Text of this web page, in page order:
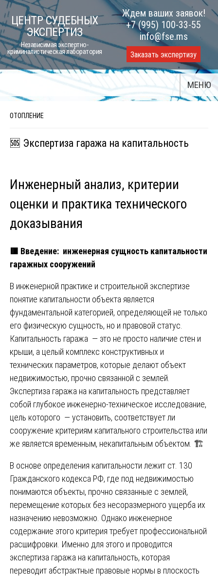
Skip
to
content
ЦЕНТР СУДЕБНЫХ
ЭКСПЕРТИЗ
Независимая экспертно-
криминалистическая лаборатория
Ждем ваших заявок!
+7 (995) 100-33-55
info@fse.ms
Заказать экспертизу
МЕНЮ
ОТОПЛЕНИЕ
🆘 Экспертиза гаража на капитальность
Инженерный анализ, критерии
оценки и практика технического
доказывания
🟥 Введение: инженерная сущность капитальности
гаражных сооружений
В инженерной практике и строительной экспертизе
понятие капитальности объекта является
фундаментальной категорией, определяющей не только
его физическую сущность, но и правовой статус.
Капитальность гаража — это не просто наличие стен и
крыши, а целый комплекс конструктивных и
технических параметров, которые делают объект
недвижимостью, прочно связанной с землей.
Экспертиза гаража на капитальность представляет
собой глубокое инженерно-техническое исследование,
цель которого — установить, соответствует ли
сооружение критериям капитального строительства или
же является временным, некапитальным объектом. 🏗️
В основе определения капитальности лежит ст. 130
Гражданского кодекса РФ, где под недвижимостью
понимаются объекты, прочно связанные с землей,
перемещение которых без несоразмерного ущерба их
назначению невозможно. Однако инженерное
содержание этого критерия требует профессиональной
расшифровки. Именно для этого и проводится
экспертиза гаража на капитальность, которая
переводит абстрактные правовые нормы в плоскость